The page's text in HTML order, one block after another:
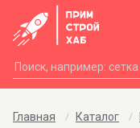
Главная Каталог